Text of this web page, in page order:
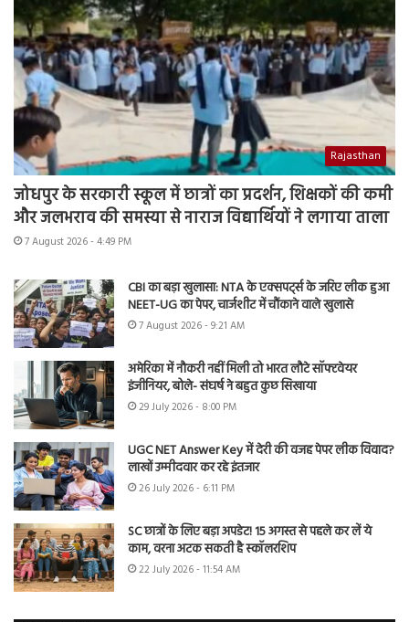
Rajasthan
जोधपुर के सरकारी स्कूल में छात्रों का प्रदर्शन, शिक्षकों की कमी
और जलभराव की समस्या से नाराज विद्यार्थियों ने लगाया ताला
7 August 2026 - 4:49 PM
CBI का बड़ा खुलासा: NTA के एक्सपर्ट्स के जरिए लीक हुआ
NEET-UG का पेपर, चार्जशीट में चौंकाने वाले खुलासे
7 August 2026 - 9:21 AM
अमेरिका में नौकरी नहीं मिली तो भारत लौटे सॉफ्टवेयर
इंजीनियर, बोले- संघर्ष ने बहुत कुछ सिखाया
29 July 2026 - 8:00 PM
UGC NET Answer Key में देरी की वजह पेपर लीक विवाद?
लाखों उम्मीदवार कर रहे इंतजार
26 July 2026 - 6:11 PM
SC छात्रों के लिए बड़ा अपडेट! 15 अगस्त से पहले कर लें ये
काम, वरना अटक सकती है स्कॉलरशिप
22 July 2026 - 11:54 AM